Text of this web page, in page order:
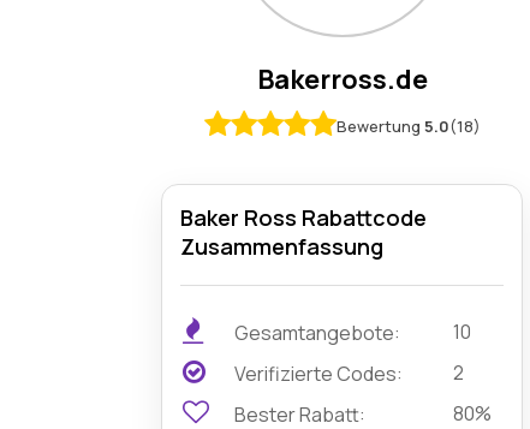
Bakerross.de
Bewertung 5.0(18)
Baker Ross Rabattcode
Zusammenfassung
Gesamtangebote:
10
Verifizierte Codes:
2
Bester Rabatt:
80%